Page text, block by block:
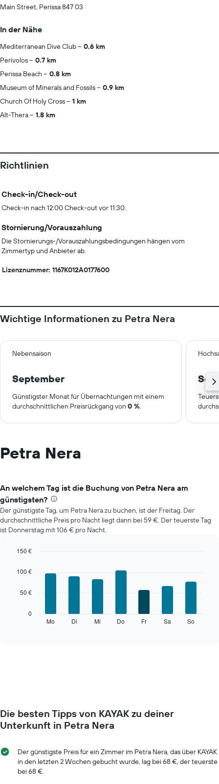
Main Street, Perissa 847 03
In der Nähe
Mediterranean Dive Club
0.6 km
Perivolos
0.7 km
Perissa Beach
0.8 km
Museum of Minerals and Fossils
0.9 km
Church Of Holy Cross
1 km
Alt-Thera
1.8 km
Richtlinien
Check-in/Check-out
Check-in nach 12:00 Check-out vor 11:30.
Stornierung/Vorauszahlung
Die Stornierungs-/Vorauszahlungsbedingungen hängen vom
Zimmertyp und Anbieter ab.
Lizenznummer: 1167K012A0177600
Wichtige Informationen zu Petra Nera
Nebensaison
September
Günstigster Monat für Übernachtungen mit einem
durchschnittlichen Preisrückgang von 0 %.
Petra Nera
An welchem Tag ist die Buchung von Petra Nera am
günstigsten?
Der günstigste Tag, um Petra Nera zu buchen, ist der Freitag. Der
durchschnittliche Preis pro Nacht liegt dann bei 59 €. Der teuerste Tag
ist Donnerstag mit 106 € pro Nacht.
chart
bars.
jeweiligen
Wochentag.
hat
X-
graphic.
Mo Di Mi Do Fr Sa So
0
50 €
100 €
150 €
Die besten Tipps von KAYAK zu deiner
Unterkunft in Petra Nera
Der günstigste Preis für ein Zimmer im Petra Nera, das über KAYAK
in den letzten 2 Wochen gebucht wurde, lag bei 68 €, der teuerste
bei 68 €.